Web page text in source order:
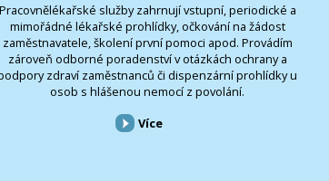
Pracovnělékařské služby zahrnují vstupní, periodické a
mimořádné lékařské prohlídky, očkování na žádost
zaměstnavatele, školení první pomoci apod. Provádím
zároveň odborné poradenství v otázkách ochrany a
zdraví zaměstnanců či dispenzární prohlídky u
osob s hlášenou nemocí z povolání.
Více